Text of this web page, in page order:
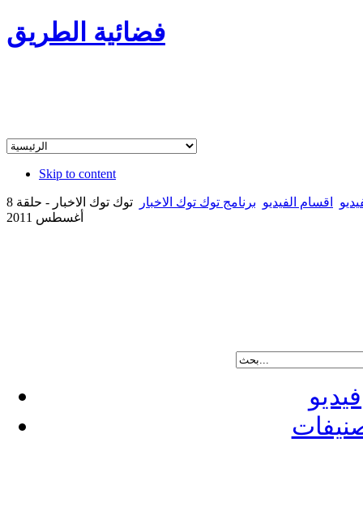
فضائية الطريق
Skip to content
اقسام الفيديو برنامج توك توك الاخبار
توك توك الاخبار - حلقة 8
أغسطس 2011
فيديو